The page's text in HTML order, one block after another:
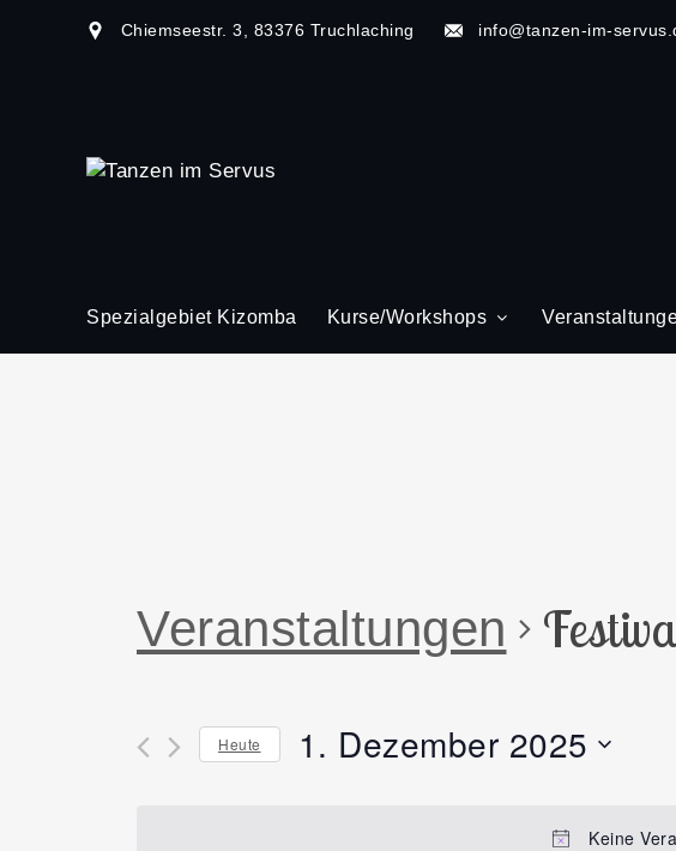
Chiemseestr. 3, 83376 Truchlaching info@tanzen-im-
Spezialgebiet Kizomba Kurse/Workshops
Keine
Veranstaltungen
Heute 1. Dezember 2025